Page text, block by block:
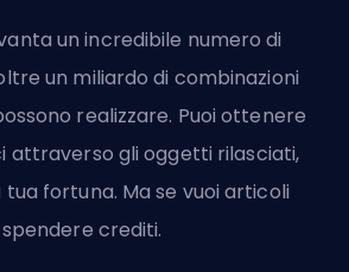
un incredibile numero di
un miliardo di combinazioni
realizzare. Puoi ottenere
attraverso gli oggetti rilasciati,
fortuna. Ma se vuoi articoli
crediti.